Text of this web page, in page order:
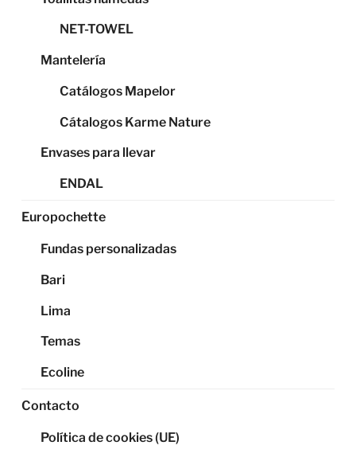
NET-TOWEL
Mantelería
Catálogos Mapelor
Cátalogos Karme Nature
Envases para llevar
ENDAL
Europochette
Fundas personalizadas
Bari
Lima
Temas
Ecoline
Contacto
Política de cookies (UE)